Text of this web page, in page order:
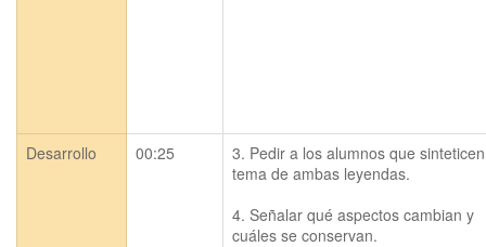
Desarrollo 00:25
3. Pedir a los alumnos que
tema de ambas leyendas.
4. Señalar qué aspectos cambian y
cuáles se conservan.